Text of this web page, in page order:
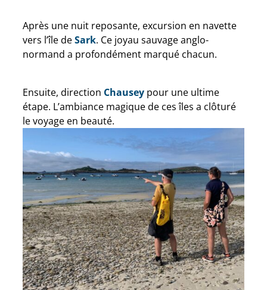
Après une nuit reposante, excursion en navette
vers l’île deSark. Ce joyau sauvage anglo-
normand a profondément marqué chacun.
Ensuite, direction Chausey pour une ultime
étape. L’ambiance magique de ces îles a clôturé
le voyage en beauté.